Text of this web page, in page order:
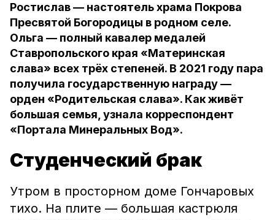
Ростислав — настоятель храма Покрова
Пресвятой Богородицы в родном селе.
Ольга — полный кавалер медалей
Ставропольского края «Материнская
слава» всех трёх степеней. В 2021 году пара
получила государственную награду —
орден «Родительская слава». Как живёт
большая семья, узнала корреспондент
«Портала Минеральных Вод».
Студенческий брак
Утром в просторном доме Гончаровых
тихо. На плите — большая кастрюля